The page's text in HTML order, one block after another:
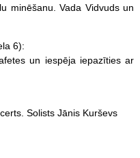
minēšanu. Vada Vidvuds un
6):
un iespēja iepazīties ar
Solists Jānis Kurševs